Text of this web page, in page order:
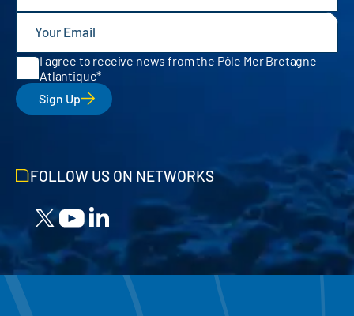
I agree to receive news from the Pôle Mer Bretagne
Atlantique
Sign Up
FOLLOW US ON NETWORKS